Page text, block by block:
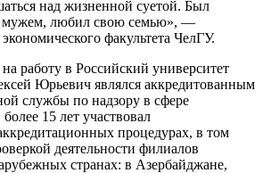
над жизненной суетой. Был
мужем, любил свою семью», —
факультета ЧелГУ.
работу в Российский университет
Юрьевич являлся аккредитованным
службы по надзору в сфере
15 лет участвовал
процедурах, в том
деятельности филиалов
странах: в Азербайджане,